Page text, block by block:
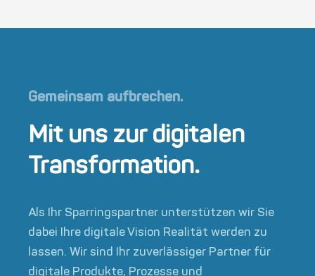
Gemeinsam aufbrechen.
Mit uns zur digitalen
Transformation.
Als Ihr Sparringspartner unterstützen wir Sie
dabei Ihre digitale Vision Realität werden zu
lassen. Wir sind Ihr zuverlässiger Partner für
digitale Produkte, Prozesse und